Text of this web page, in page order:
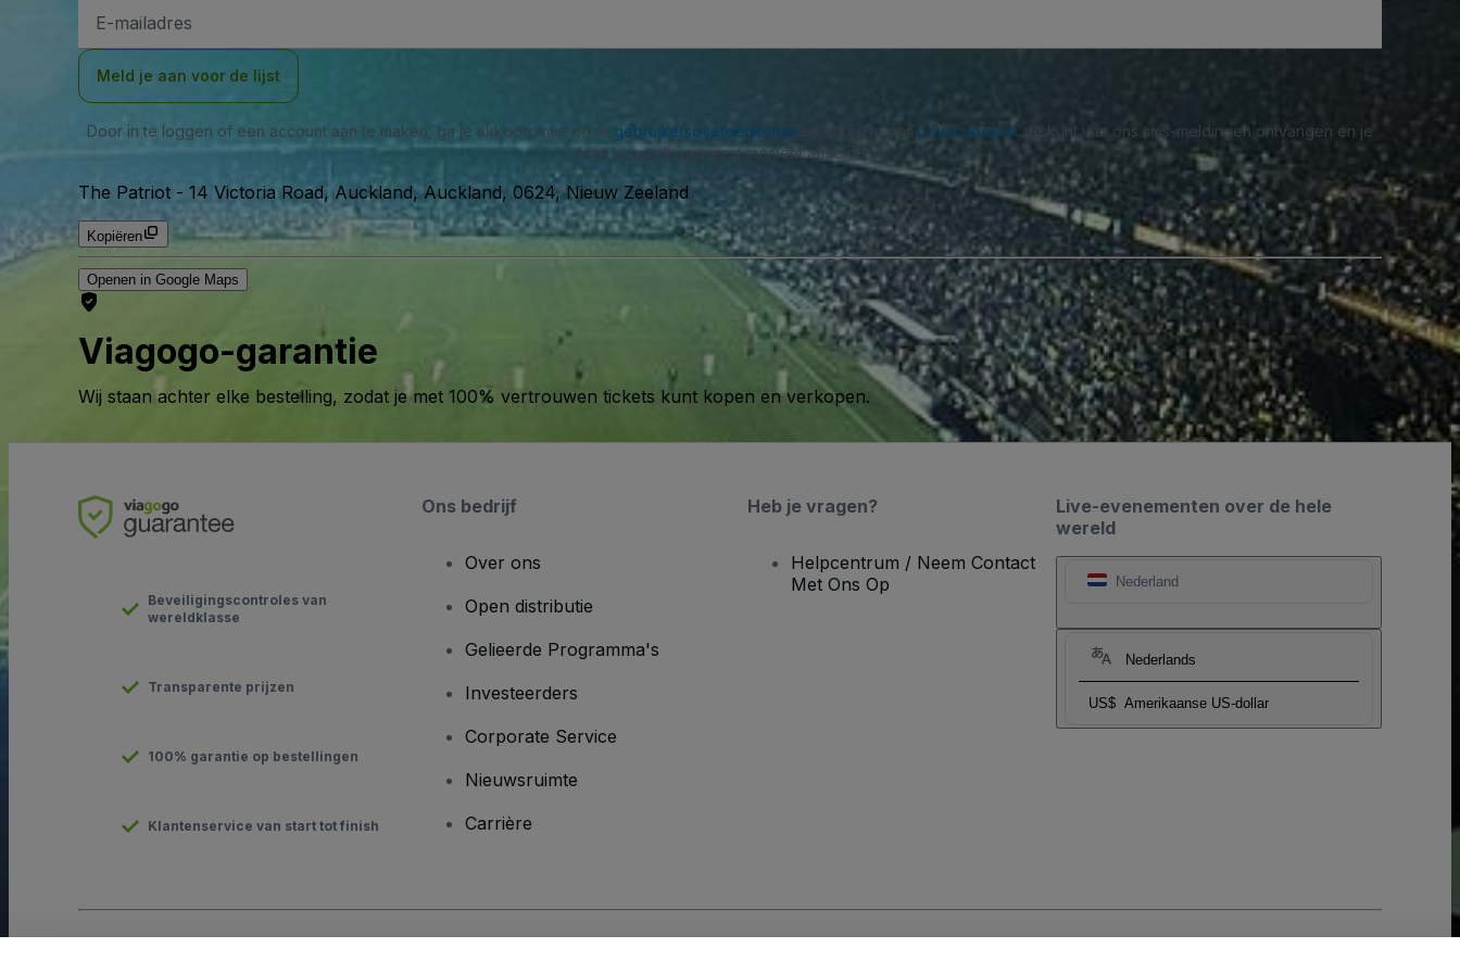
mailadres
Meld je aan voor de lijst
Door in te loggen of een account aan te maken, ga je akkoord met onze gebruikersovereenkomst en erken je ons privacybeleid . Je kunt van ons sms-meldingen ontvangen en je
kunt je op elk gewenst moment afmelden.
The Patriot - 14 Victoria Road, Auckland, Auckland, 0624, Nieuw Zeeland
Kopiëren
Openen in Google Maps
Viagogo-garantie
Wij staan achter elke bestelling, zodat je met 100% vertrouwen tickets kunt kopen en verkopen.
Live-evenementen over de hele
wereld
Nederland
Nederlands
US$ Amerikaanse US-dollar
Beveiligingscontroles van
wereldklasse
Transparente prijzen
100% garantie op bestellingen
Klantenservice van start tot finish
Ons bedrijf
Over ons
Open distributie
Gelieerde Programma's
Investeerders
Corporate Service
Nieuwsruimte
Carrière
Heb je vragen?
Helpcentrum / Neem Contact
Met Ons Op